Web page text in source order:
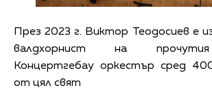
През 2023 г. Виктор Теодосиев е
валдхорнист на
Концертгебау оркестър сред
от цял свят